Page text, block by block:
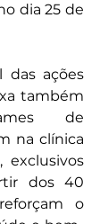
dia 25 de
das ações
também
de
na clínica
exclusivos
dos 40
o